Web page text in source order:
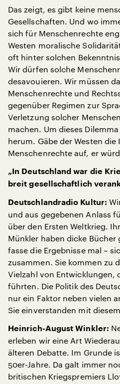
Das zeigt, es gibt keine
Gesellschaften. Und wo
sich für Menschenrechte
Westen moralische
oft hinter solchen
Wir dürfen solche
desavouieren. Wir müssen
Menschenrechte und
gegenüber Regimen zur
Verletzung solcher
machen. Um dieses
herum. Gäbe der Westen
Menschenrechte auf, er
„In Deutschland war die
breit gesellschaftlich
Deutschlandradio Kultur:
und aus gegebenen Anlass
über den Ersten Weltkrieg.
Münkler haben dicke
fasse die Ergebnisse mal –
zusammen. Sie kommen zu
Vielzahl von Entwicklungen,
führten. Die Politik des
nur ein Faktor neben vielen
Sie einverstanden mit
Heinrich-August Winkler:
erleben wir eine Art
älteren Debatte. Im Grunde
50er-Jahre. Da galt immer
britischen Kriegspremiers